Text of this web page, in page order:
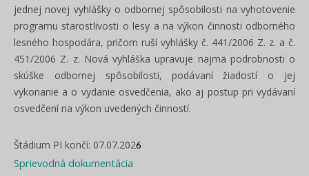
jednej novej vyhlášky o odbornej spôsobilosti na vyhotovenie
programu starostlivosti o lesy a na výkon činnosti odborného
lesného hospodára, pričom ruší vyhlášky č. 441/2006 Z. z. a č.
451/2006 Z. z. Nová vyhláška upravuje najmä podrobnosti o
skúške odbornej spôsobilosti, podávaní žiadostí o jej
vykonanie a o vydanie osvedčenia, ako aj postup pri vydávaní
osvedčení na výkon uvedených činností.
Štádium PI končí: 07.07.2026
Sprievodná dokumentácia